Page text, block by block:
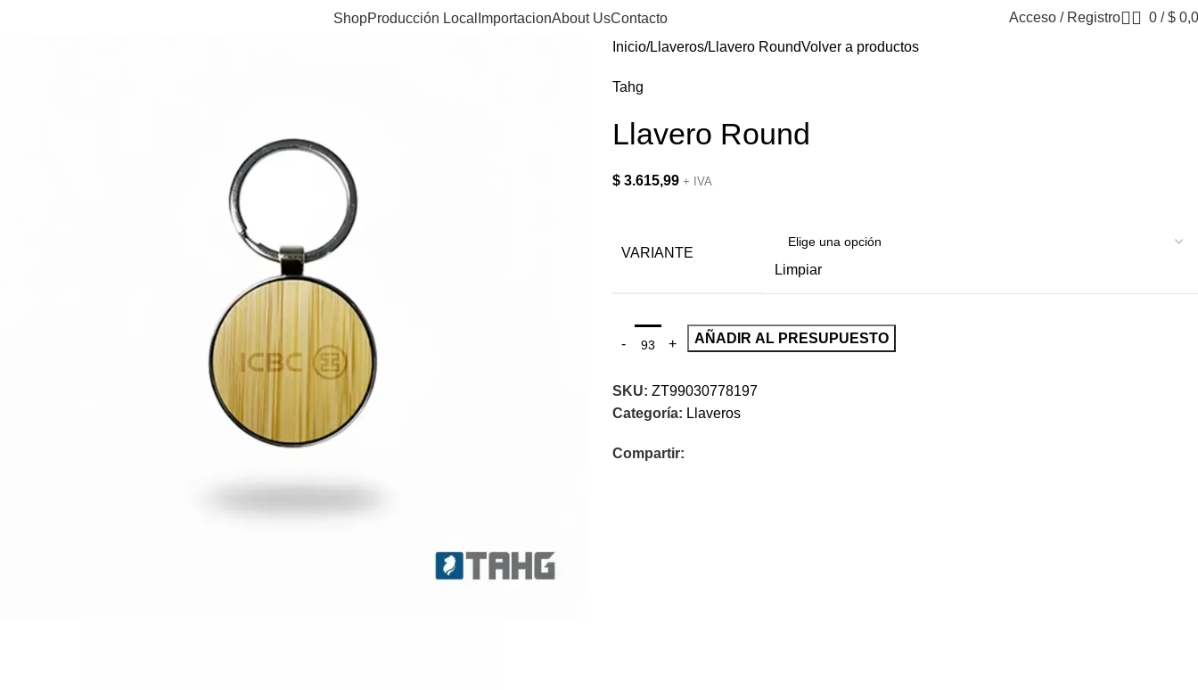
ShopProducción Local ImportacionAbout UsContacto Acceso / Registro 0 / $
Inicio Llaveros Llavero RoundVolver a productos
Tahg
Llavero Round
$ 3.615,99 + IVA
VARIANTE
Limpiar
AÑADIR AL PRESUPUESTO
SKU: ZT99030778197
Categoría: Llaveros
Compartir: